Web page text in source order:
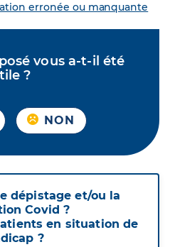
erronée ou manquante
vous a-t-il été
?
NON
dépistage et/ou la
Covid ?
en situation de
?